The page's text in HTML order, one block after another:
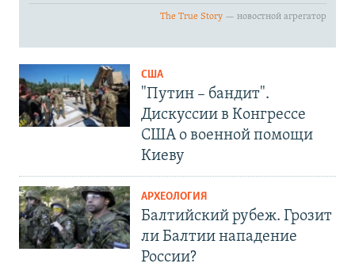
США
"Путин – бандит".
Дискуссии в Конгрессе
США о военной помощи
Киеву
АРХЕОЛОГИЯ
Балтийский рубеж. Грозит
ли Балтии нападение
России?